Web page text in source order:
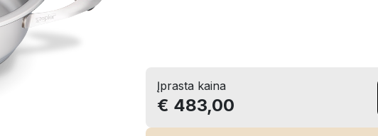
Įprasta kaina
€ 483,00